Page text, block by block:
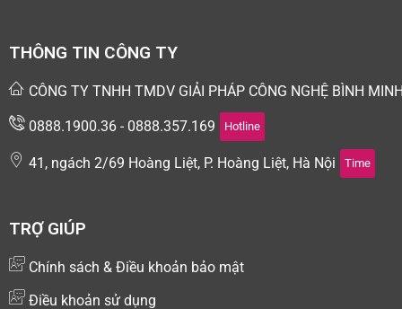
THÔNG TIN CÔNG TY
CÔNG TY TNHH TMDV GIẢI PHÁP CÔNG NGHỆ BÌNH
0888.1900.36 - 0888.357.169 Hotline
41, ngách 2/69 Hoàng Liệt, P. Hoàng Liệt, Hà Nội Time
TRỢ GIÚP
Chính sách & Điều khoản bảo mật
Điều khoản sử dụng